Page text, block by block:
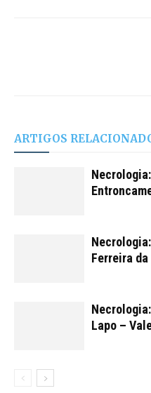
ARTIGOS
Ferreira
Lapo –